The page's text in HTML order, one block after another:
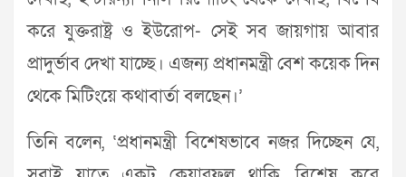
করে যুক্তরাষ্ট্র ও ইউরোপ- সেই সব জায়গায় আবার
প্রাদুর্ভাব দেখা যাচ্ছে। এজন্য প্রধানমন্ত্রী বেশ কয়েক দিন
থেকে মিটিংয়ে কথাবার্তা বলছেন।’
তিনি বলেন, ‘প্রধানমন্ত্রী বিশেষভাবে নজর দিচ্ছেন যে,